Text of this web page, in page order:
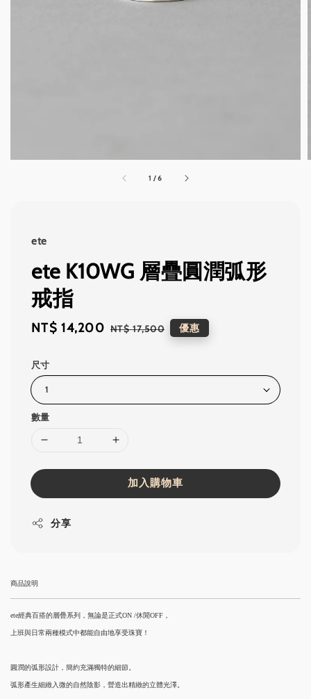
1 /6
ete
ete K10WG 層疊圓潤弧形
戒指
Sale
NT$ 14,200 Regular
NT$ 17,500 優惠
尺寸
數量
加入購物車
分享
商品說明
ete經典百搭的層疊系列，無論是正式ON /休閒OFF，
上班與日常兩種模式中都能自由地享受珠寶！
圓潤的弧形設計，簡約充滿獨特的細節。
弧形產生細緻入微的自然陰影，營造出精緻的立體光澤。